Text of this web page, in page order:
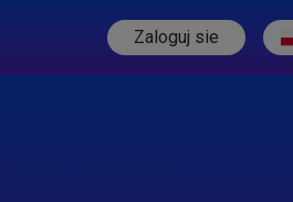
Zaloguj sie